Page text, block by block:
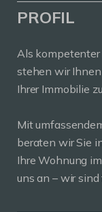
PROFIL
Als kompetenter
stehen wir Ihnen
Ihrer Immobilie
Mit
beraten wir Sie
Ihre Wohnung
uns an – wir sind